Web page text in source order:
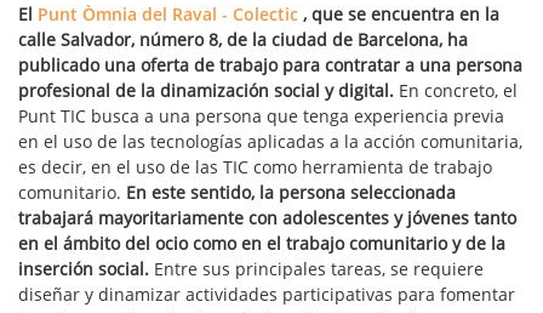
El Punt Òmnia del Raval - Colectic , que se encuentra en la
calle Salvador, número 8, de la ciudad de Barcelona, ha
publicado una oferta de trabajo para contratar a una persona
profesional de la dinamización social y digital. En concreto, el
Punt TIC busca a una persona que tenga experiencia previa
en el uso de las tecnologías aplicadas a la acción comunitaria,
es decir, en el uso de las TIC como herramienta de trabajo
comunitario. En este sentido, la persona seleccionada
trabajará mayoritariamente con adolescentes y jóvenes tanto
en el ámbito del ocio como en el trabajo comunitario y de la
inserción social. Entre sus principales tareas, se requiere
diseñar y dinamizar actividades participativas para fomentar